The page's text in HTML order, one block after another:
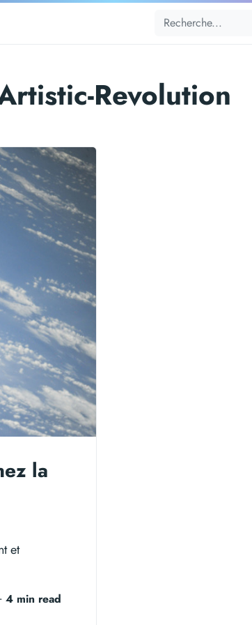
Revolution
la
et
4 min read